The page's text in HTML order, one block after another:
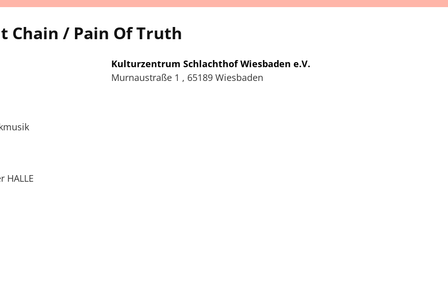
Chain / Pain Of Truth
Kulturzentrum Schlachthof Wiesbaden e.V.
Murnaustraße 1 , 65189 Wiesbaden
HALLE